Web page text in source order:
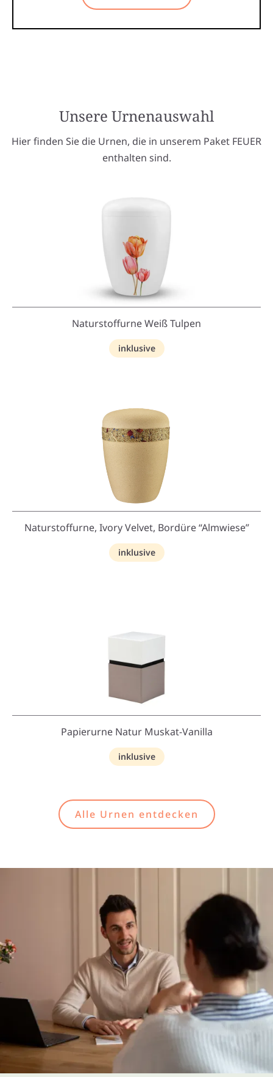
Unsere Urnenauswahl
Hier finden Sie die Urnen, die in unserem Paket FEUER
enthalten sind.
Naturstoffurne Weiß Tulpen
inklusive
Naturstoffurne, Ivory Velvet, Bordüre “Almwiese”
inklusive
Papierurne Natur Muskat-Vanilla
inklusive
Alle Urnen entdecken